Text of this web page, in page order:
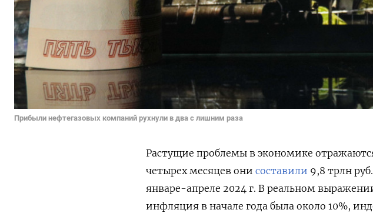
Прибыли нефтегазовых компаний рухнули в два с лишним раза
Растущие проблемы в экономике
четырех месяцев они составили 9,8 трлн
январе-апреле 2024 г. В реальном
инфляция в начале года была около 10%,